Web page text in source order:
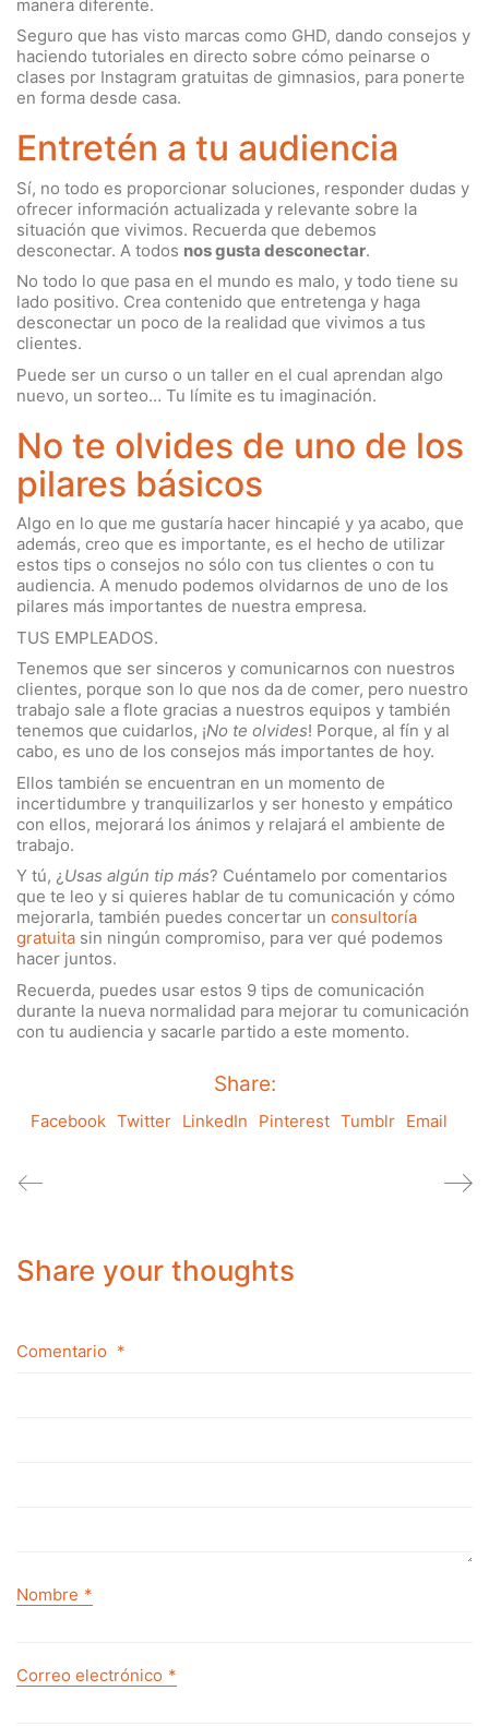
manera diferente.
Seguro que has visto marcas como GHD, dando consejos y
haciendo tutoriales en directo sobre cómo peinarse o
clases por Instagram gratuitas de gimnasios, para ponerte
en forma desde casa.
Entretén a tu audiencia
Sí, no todo es proporcionar soluciones, responder dudas y
ofrecer información actualizada y relevante sobre la
situación que vivimos. Recuerda que debemos
desconectar. A todos nos gusta desconectar.
No todo lo que pasa en el mundo es malo, y todo tiene su
lado positivo. Crea contenido que entretenga y haga
desconectar un poco de la realidad que vivimos a tus
clientes.
Puede ser un curso o un taller en el cual aprendan algo
nuevo, un sorteo… Tu límite es tu imaginación.
No te olvides de uno de los
pilares básicos
Algo en lo que me gustaría hacer hincapié y ya acabo, que
además, creo que es importante, es el hecho de utilizar
estos tips o consejos no sólo con tus clientes o con tu
audiencia. A menudo podemos olvidarnos de uno de los
pilares más importantes de nuestra empresa.
TUS EMPLEADOS.
Tenemos que ser sinceros y comunicarnos con nuestros
clientes, porque son lo que nos da de comer, pero nuestro
trabajo sale a flote gracias a nuestros equipos y también
tenemos que cuidarlos, ¡No te olvides! Porque, al fín y al
cabo, es uno de los consejos más importantes de hoy.
Ellos también se encuentran en un momento de
incertidumbre y tranquilizarlos y ser honesto y empático
con ellos, mejorará los ánimos y relajará el ambiente de
trabajo.
Y tú, ¿ Usas algún tip más? Cuéntamelo por comentarios
que te leo y si quieres hablar de tu comunicación y cómo
mejorarla, también puedes concertar un consultoría
gratuita sin ningún compromiso, para ver qué podemos
hacer juntos.
Recuerda, puedes usar estos 9 tips de comunicación
durante la nueva normalidad para mejorar tu comunicación
con tu audiencia y sacarle partido a este momento.
Share:
Facebook Twitter LinkedIn Pinterest Tumblr Email
Share your thoughts
Comentario *
Nombre *
Correo electrónico *